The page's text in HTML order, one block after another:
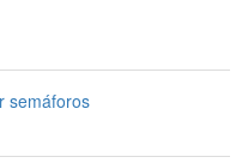
semáforos